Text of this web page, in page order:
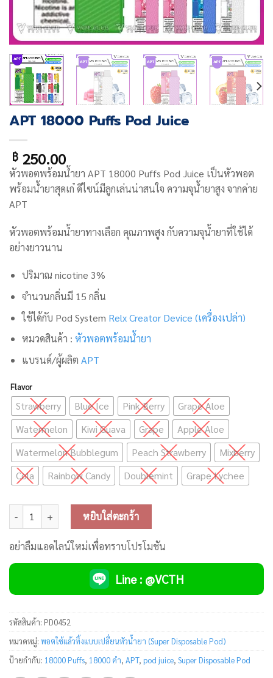
APT 18000 Puffs Pod Juice
฿250.00
หัวพอตพร้อมน้ำยา APT 18000 Puffs Pod Juice เป็นหัวพอต
พร้อมน้ำยาสุดเก๋ ดีไซน์มีลูกเล่นน่าสนใจ ความจุน้ำยาสูง จากค่าย
APT
หัวพอตพร้อมน้ำยาทางเลือก คุณภาพสูง กับความจุน้ำยาที่ใช้ได้
อย่างยาวนาน
ปริมาณ nicotine 3%
จำนวนกลิ่นมี 15 กลิ่น
ใช้ได้กับ Pod System Relx Creator Device (เครื่องเปล่า)
หมวดสินค้า : หัวพอตพร้อมน้ำยา
แบรนด์/ผู้ผลิต APT
Flavor
Strawberry Blue Ice Pink Berry
Grape Aloe
Watermelon
Kiwi Guava Grape
Apple Aloe
Watermelon Bubblegum
Peach Strawberry
Mixberry
Cola
Rainbow Candy Doublemint Grape Lychee
จำนวน APT 18000 Puffs Pod Juice ชิ้น
หยิบใส่ตะกร้า
อย่าลืมแอดไลน์ใหม่เพื่อทราบโปรโมชัน
Line : @VCTH
รหัสสินค้า: PD0452
หมวดหมู่: พอตใช้แล้วทิ้งแบบเปลี่ยนหัวน้ำยา (Super Disposable Pod)
ป้ายกำกับ: 18000 Puffs, 18000 คำ, APT, pod juice, Super Disposable Pod